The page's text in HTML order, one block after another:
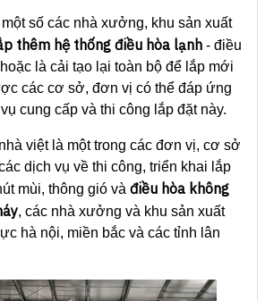
số các nhà xưởng, khu sản xuất
thêm hệ thống điều hòa lạnh - điều
là cải tạo lại toàn bộ để lắp mới
các cơ sở, đơn vị có thể đáp ứng
cung cấp và thi công lắp đặt này.
việt là một trong các đơn vị, cơ sở
dịch vụ về thi công, triển khai lắp
mùi, thông gió và điều hòa không
, các nhà xưởng và khu sản xuất
hà nội, miền bắc và các tỉnh lân